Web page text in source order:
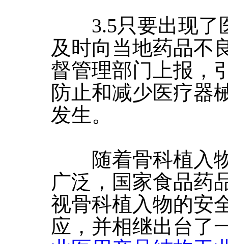
3.5只要出现了
及时向当地药品不
督管理部门上报，
防止和减少医疗器
发生。
随着骨科植入物
广泛，国家食品药
视骨科植入物的安
应，并相继出台了